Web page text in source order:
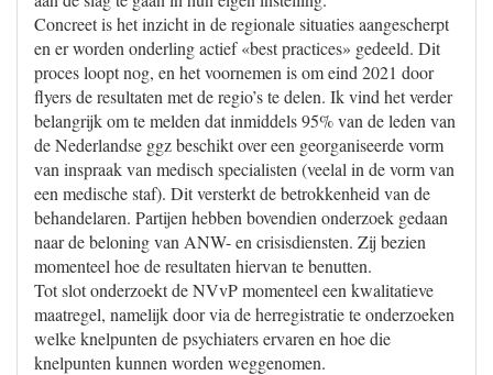
Concreet is het inzicht in de regionale situaties aangescherpt
en er worden onderling actief «best practices» gedeeld. Dit
proces loopt nog, en het voornemen is om eind 2021 door
flyers de resultaten met de regio’s te delen. Ik vind het verder
belangrijk om te melden dat inmiddels 95% van de leden van
de Nederlandse ggz beschikt over een georganiseerde vorm
van inspraak van medisch specialisten (veelal in de vorm van
een medische staf). Dit versterkt de betrokkenheid van de
behandelaren. Partijen hebben bovendien onderzoek gedaan
naar de beloning van ANW- en crisisdiensten. Zij bezien
momenteel hoe de resultaten hiervan te benutten.
Tot slot onderzoekt de NVvP momenteel een kwalitatieve
maatregel, namelijk door via de herregistratie te onderzoeken
welke knelpunten de psychiaters ervaren en hoe die
knelpunten kunnen worden weggenomen.